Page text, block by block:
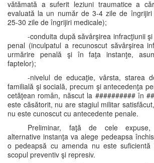
vătămată a suferit leziuni traumatice a
evaluată la un număr de 3-4 zile de îngrijiri
25-30 zile de îngrijiri medicale);
-conduita după săvârşirea infracţiunii
penal (inculpatul a recunoscut săvârşirea
urmărire penală şi în faţa instanţe,
faptelor);
-nivelul de educaţie, vârsta, starea
familială şi socială, precum şi antecedenţa
cetăţean român, născut la ########## în
este căsătorit, nu are stagiul militar
nu este cunoscut cu antecedente penale.
Preliminar, faţă de cele expuse,
alternative instanţa va alege pedeapsa
o pedeapsă cu amenda nu este
scopul preventiv şi represiv.